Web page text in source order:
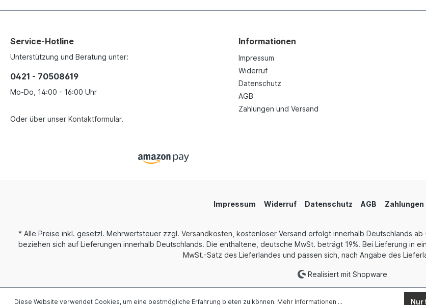
Service-Hotline
Unterstützung und Beratung unter:
0421 - 70508619
Mo-Do, 14:00 - 16:00 Uhr
Oder über unser Kontaktformular.
Informationen
Impressum
Widerruf
Datenschutz
AGB
Zahlungen und Versand
Impressum Widerruf Datenschutz AGB Zahlungen
* Alle Preise inkl. gesetzl. Mehrwertsteuer zzgl. Versandkosten , kostenloser Versand erfolgt innerhalb Deutschlands
beziehen sich auf Lieferungen innerhalb Deutschlands. Die enthaltene, deutsche MwSt. beträgt 19%. Bei Lieferung in
MwSt.-Satz des Lieferlandes und passen sich, nach Angabe des
Realisiert mit Shopware
Diese Website verwendet Cookies, um eine bestmögliche Erfahrung bieten zu können. Mehr Informationen ... Nur